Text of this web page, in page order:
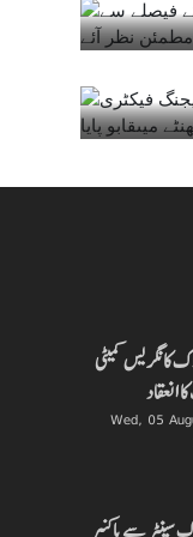
0
کانگریس کمیٹی
انعقاد
Wed, 05
سے باکنیر